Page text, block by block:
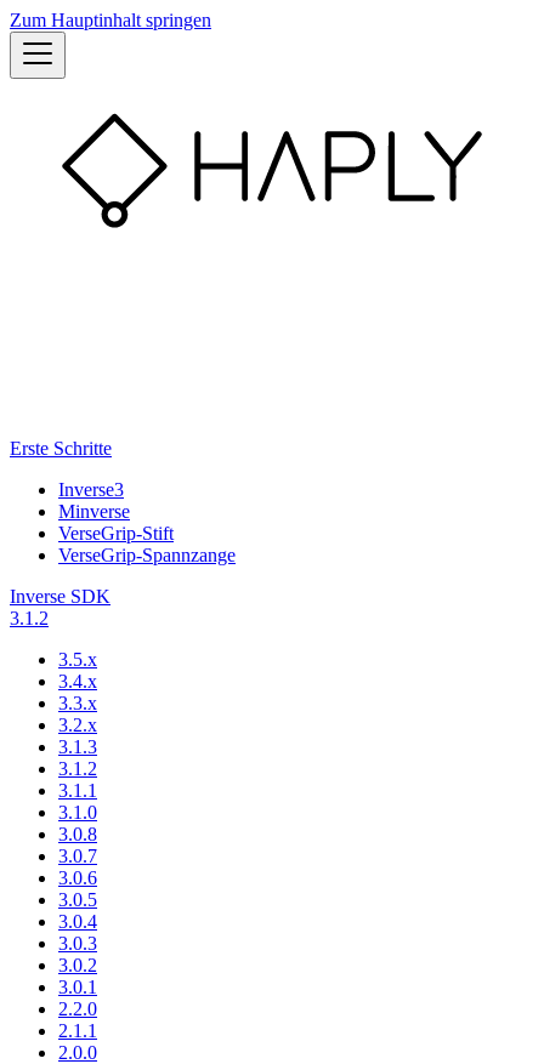
Zum Hauptinhalt springen
Erste Schritte
Inverse3
Minverse
VerseGrip-Stift
VerseGrip-Spannzange
Inverse SDK
3.1.2
3.5.x
3.4.x
3.3.x
3.2.x
3.1.3
3.1.2
3.1.1
3.1.0
3.0.8
3.0.7
3.0.6
3.0.5
3.0.4
3.0.3
3.0.2
3.0.1
2.2.0
2.1.1
2.0.0